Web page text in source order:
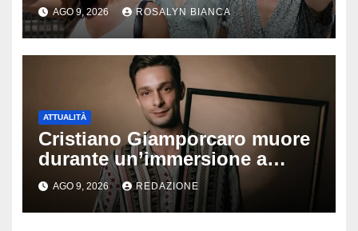
potrebbe arrivare la svolta
AGO 9, 2026 ROSALYN BIANCA
ATTUALITÀ
Cristiano Giamporcaro muore
durante un’immersione a
Lampedusa: aperta
un’inchiesta per omicidio
nautico, cosa emerge sulla
AGO 9, 2026 REDAZIONE